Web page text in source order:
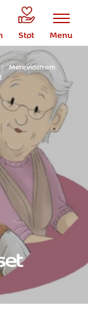
Støt Menu
/ Mere viden om